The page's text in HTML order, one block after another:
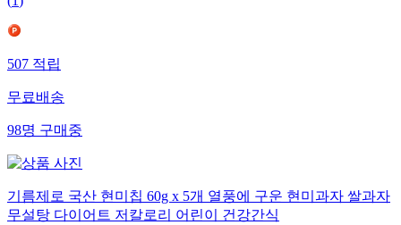
(1)
507적립
무료배송
98명구매중
기름제로 국산 현미칩 60g x 5개 열풍에 구운 현미과자 쌀과자